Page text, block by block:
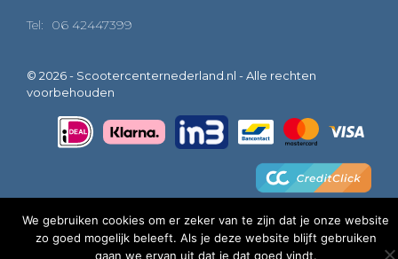
Tel: 06 42447399
© 2026 - Scootercenternederland.nl - Alle rechten
voorbehouden
We gebruiken cookies om er zeker van te zijn dat je onze website
zo goed mogelijk beleeft. Als je deze website blijft gebruiken
gaan we ervan uit dat je dat goed vindt.